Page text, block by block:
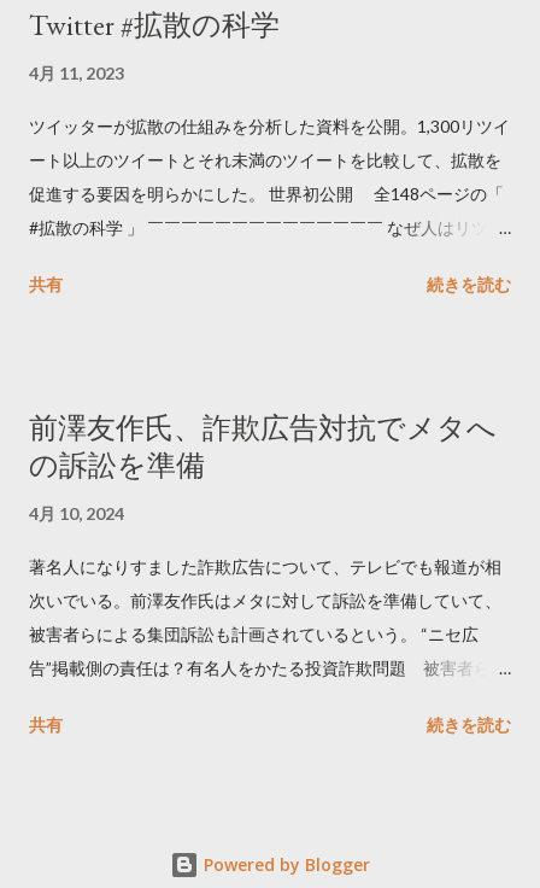
Twitter #拡散の科学
4月 11, 2023
ツイッターが拡散の仕組みを分析した資料を公開。1,300リツイ
ート以上のツイートとそれ未満のツイートを比較して、拡散を
促進する要因を明らかにした。 世界初公開 全148ページの「
#拡散の科学 」 ￣￣￣￣￣￣￣￣￣￣￣￣￣￣ なぜ人はリツイ
学しました。 ー バズの目安は1300リツイート ー 人は16の熱量
トするのか？ https://marketing.twitter.com/ja/insights/kakusan
共有 続きを読む
前澤友作氏、詐欺広告対抗でメタへ
の訴訟を準備
4月 10, 2024
著名人になりすました詐欺広告について、テレビでも報道が相
次いでいる。前澤友作氏はメタに対して訴訟を準備していて、
被害者らによる集団訴訟も計画されているという。 “ニセ広
告”掲載側の責任は？有名人をかたる投資詐欺問題 被害者らが
https://newsdig.tbs.co.jp/articles/-/1091835 なぜなくならな
https://txbiz.tv-tokyo.co.jp/wbs/newsl/post_294057 【独自】著
共有 続きを読む
Powered by Blogger